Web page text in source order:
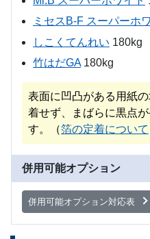
ミセスB-F スーパーホ
しこくてんれい 180kg
竹はだGA180kg
表面に凹凸がある用紙
着せず、まばらに黒点
す。（箔の定着について
併用可能オプション
併用可能オプション対応表